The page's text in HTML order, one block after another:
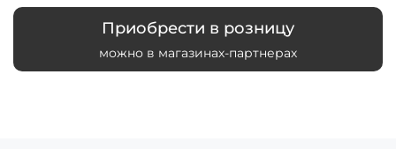
Приобрести в розницу
можно в магазинах-партнерах